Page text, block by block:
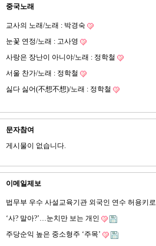
중국노래
교사의 노래/노래 : 박경숙
눈꽃 연정/노래 : 고사영
사랑은 장난이 아니야/노래 : 정학철
서울 찬가/노래 : 정학철
싫다 싫어(不想不想)/노래 : 정학철
문자참여
게시물이 없습니다.
이메일제보
법무부 우수 사설교육기관 외국인 연수 허용키로
‘사? 말아?’…눈치만 보는 개인
주당순익 높은 중소형주 ‘주목’